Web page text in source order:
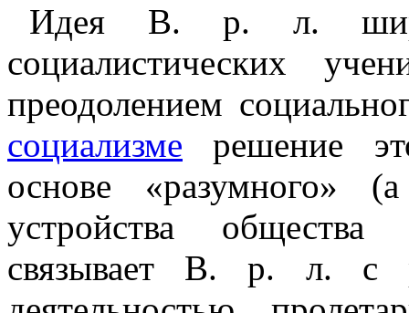
Идея В. р. л.
социалистических
преодолением
социализме решение
основе «разумного»
устройства
связывает В. р. л. с